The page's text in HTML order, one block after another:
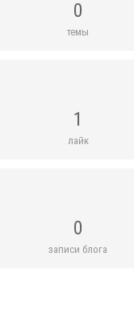
0
темы
1
лайк
0
записи блога